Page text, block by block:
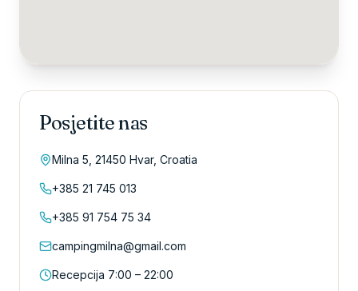
Posjetite nas
Milna 5, 21450 Hvar, Croatia
+385 21 745 013
+385 91 754 75 34
campingmilna@gmail.com
Recepcija 7:00 – 22:00